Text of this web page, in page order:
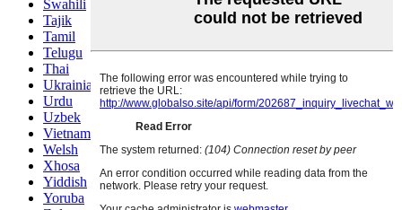
Swahili
Tajik
Tamil
Telugu
Thai
Ukrainian
Urdu
Uzbek
Vietnamese
Welsh
Xhosa
Yiddish
Yoruba